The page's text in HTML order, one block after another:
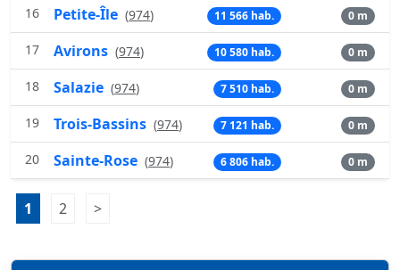
16 Petite-Île (974) 11 566 hab. 0 m
17 Avirons (974) 10 580 hab. 0 m
18 Salazie (974) 7 510 hab. 0 m
19 Trois-Bassins (974) 7 121 hab. 0 m
20 Sainte-Rose (974) 6 806 hab. 0 m
Pagination:
1 Page 1
2 Page 2
>